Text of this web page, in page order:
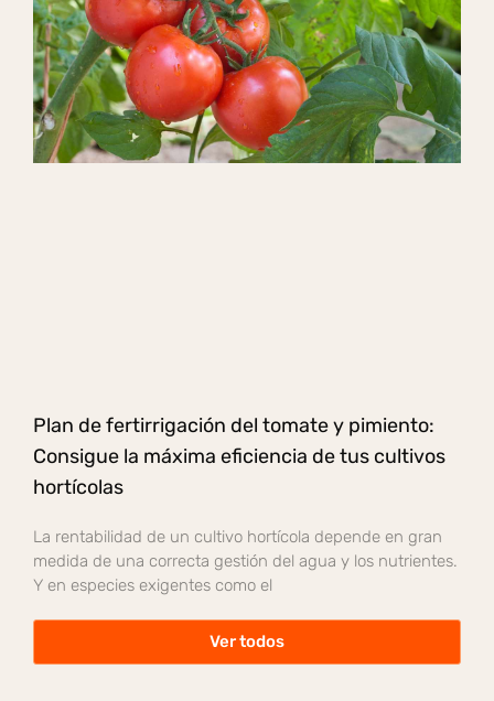
Plan de fertirrigación del tomate y pimiento:
Consigue la máxima eficiencia de tus cultivos
hortícolas
La rentabilidad de un cultivo hortícola depende en gran
medida de una correcta gestión del agua y los nutrientes.
Y en especies exigentes como el
Ver todos